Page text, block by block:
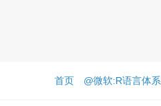
首页 @微软:R语言体系